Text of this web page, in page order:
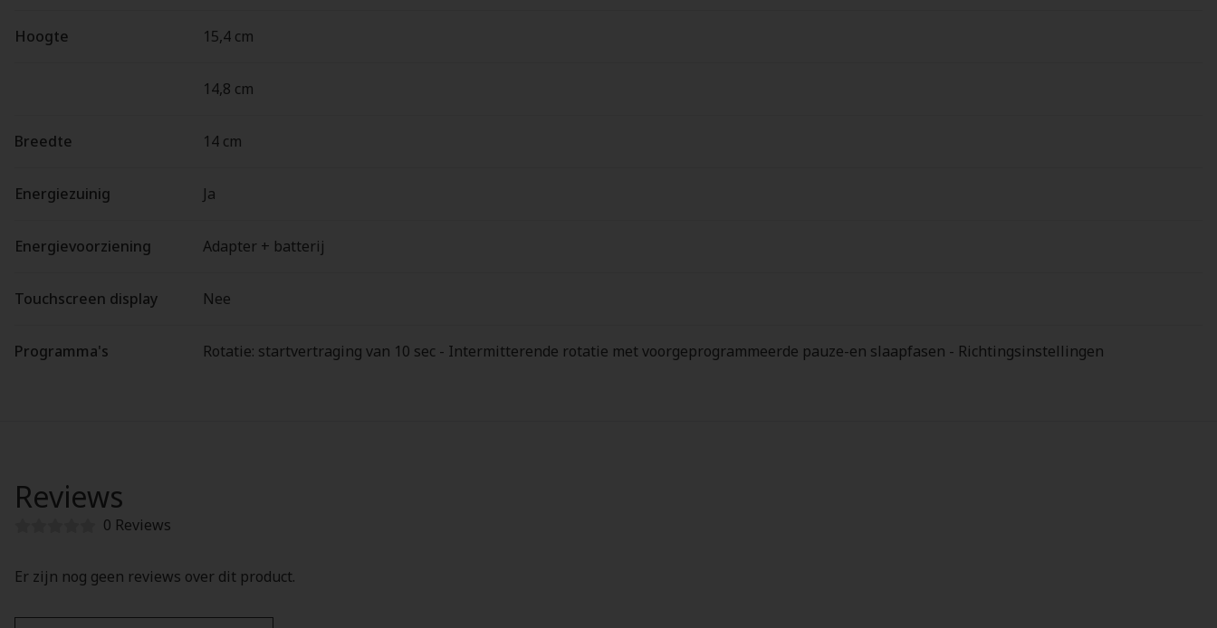
Hoogte 15,4 cm
14,8 cm
Breedte 14 cm
Energiezuinig Ja
Energievoorziening Adapter + batterij
Touchscreen display Nee
Programma's Rotatie: startvertraging van 10 sec - Intermitterende rotatie met voorgeprogrammeerde pauze-en slaapfasen - Richtingsinstellingen
Reviews
0 Reviews
Er zijn nog geen reviews over dit product.